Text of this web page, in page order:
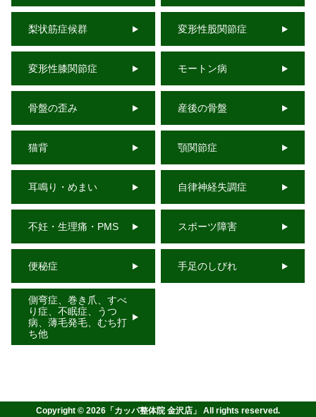
梨状筋症候群 変形性股関節症
変形性膝関節症 モートン病
骨盤の歪み 産後の骨盤
猫背 顎関節症
耳鳴り・めまい 自律神経失調症
不妊・生理痛・PMS スポーツ障害
便秘症 手足のしびれ
側弯症、巻き爪、すべ
り症、不眠症、うつ
病、薄毛発毛、むち打
ち他
Copyright © 2026 「 カッパ整体院 金沢店 」 All rights reserved.